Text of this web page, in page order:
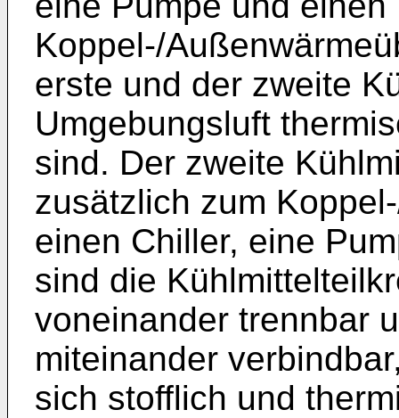
Koppel-/
erste und der zweite
Umgebungsluft
sind. Der zweite
zusätzlich zum
einen Chiller, eine
sind die
voneinander trennbar
miteinander
sich stofflich und